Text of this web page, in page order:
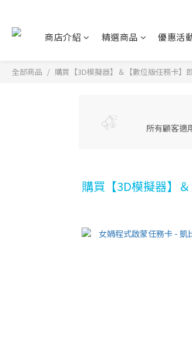
商店介紹 精選商品 優惠活
全部商品 購買【3D模擬器】＆【數位版任務卡】
所有顧客適
購買【3D模擬器】